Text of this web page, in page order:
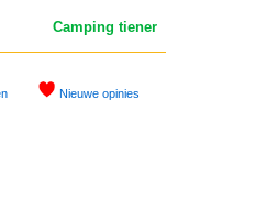
Camping tiener
Nieuwe opinies